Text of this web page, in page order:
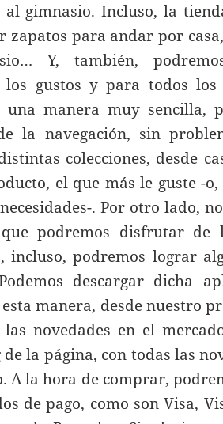
gimnasio. Incluso, la
zapatos para andar por
Y, también,
los gustos y para todos los
una manera muy sencilla,
la navegación, sin
colecciones, desde
el que más le guste -o,
. Por otro lado,
podremos disfrutar de
incluso, podremos lograr
descargar dicha
manera, desde nuestro
novedades en el
la página, con todas las
A la hora de comprar,
de pago, como son Visa,